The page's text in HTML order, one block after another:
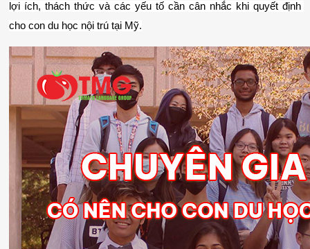
lợi ích, thách thức và các yếu tố cần cân nhắc khi quyết định
cho con du học nội trú tại Mỹ.